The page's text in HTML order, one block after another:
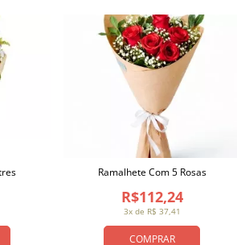
COMPRAR
3x de R$ 37,41
R$112,24
Ramalhete Com 5 Rosas